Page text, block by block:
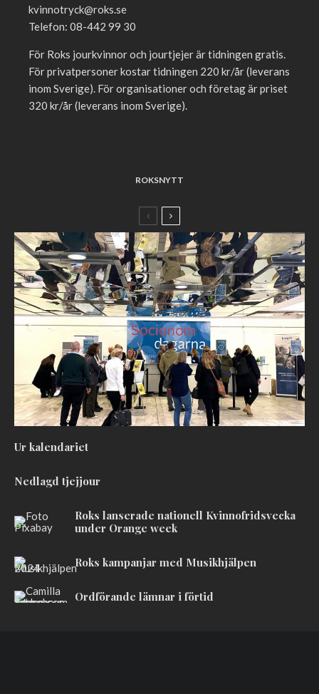
kvinnotryck@roks.se
Telefon: 08-442 99 30
För Roks jourkvinnor och jourtjejer är tidningen gratis.
För privatpersoner kostar tidningen 220 kr/år (leverans
inom Sverige). För organisationer och företag är priset
320 kr/år (leverans inom Sverige).
ROKSNYTT
Ur kalendariet
Nedlagd tjejjour
Roks lanserade nationell Kvinnofridsvecka
under Orange week
Roks kampanjar med Musikhjälpen
Ordförande lämnar i förtid